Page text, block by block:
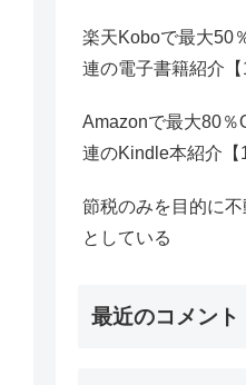
楽天Koboで最大50
連の電子書籍紹介【
Amazonで最大80％
連のKindle本紹介【
節税のみを目的に
としている
最近のコメント